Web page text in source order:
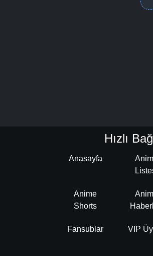
Hızlı
Anasayfa
Anime
Shorts
Fansublar VIP